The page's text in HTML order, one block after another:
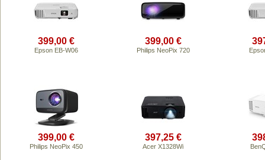
399,00 €
Epson EB-W06
399,00 €
Philips NeoPix 720
399,00 €
Philips NeoPix 450
397,25 €
Acer X1328Wi